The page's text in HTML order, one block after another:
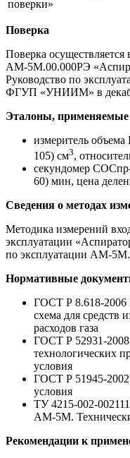
поверки»
Поверка
Поверка осуществляется
АМ-5М.00.000РЭ
Руководство по
ФГУП «УНИИМ» в
Эталоны, применяемые
измеритель
105) см3,
секундомер
60) мин, цена
Сведения о методах
Методика измерений
эксплуатации
по эксплуатации АМ-
Нормативные
ГОСТ Р 8.618-2006
схема для средств
расходов газа
ГОСТ Р 52931-2008
технологических
условия
ГОСТ Р 51945-
условия
ТУ 4215-002-
АМ-5М.
Рекомендации к